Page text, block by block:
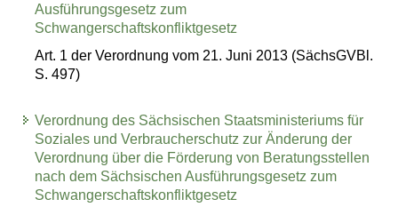
Ausführungsgesetz zum
Schwangerschaftskonfliktgesetz
Art. 1 der Verordnung vom 21. Juni 2013 (SächsGVBl.
S. 497)
Verordnung des Sächsischen Staatsministeriums für
Soziales und Verbraucherschutz zur Änderung der
Verordnung über die Förderung von Beratungsstellen
nach dem Sächsischen Ausführungsgesetz zum
Schwangerschaftskonfliktgesetz